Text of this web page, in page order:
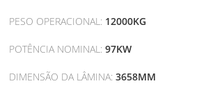
PESO OPERACIONAL: 12000KG
POTÊNCIA NOMINAL:97KW
DIMENSÃO DA LÂMINA:3658MM